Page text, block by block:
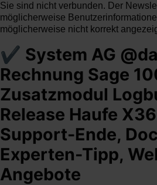
Sie sind nicht verbunden. Der
möglicherweise
möglicherweise nicht korrekt
✔ System AG
Rechnung Sage
Zusatzmodul
Release Haufe
Support-Ende,
Experten-Tipp,
Angebote